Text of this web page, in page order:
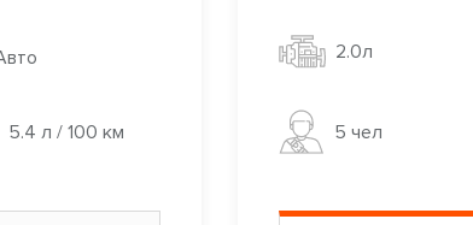
5.4 л / 100 км
2.0л
5 чел